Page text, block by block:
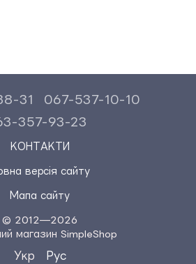
31
067-537-10-10
357-93-23
КОНТАКТИ
версія сайту
Мапа сайту
© 2012—2026
магазин SimpleShop
Укр Рус